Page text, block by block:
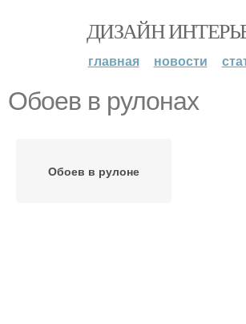
ДИЗАЙН
главная новости
Обоев в рулонах
Обоев в рулоне